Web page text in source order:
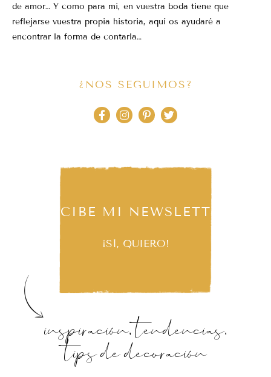
de amor… Y como para mi, en vuestra boda tiene que
reflejarse vuestra propia historia, aquí os ayudaré a
encontrar la forma de contarla…
¿NOS SEGUIMOS?
RECIBE MI NEWSLETTER
¡SÍ, QUIERO!
inspiración, tendencias,
tips de decoración